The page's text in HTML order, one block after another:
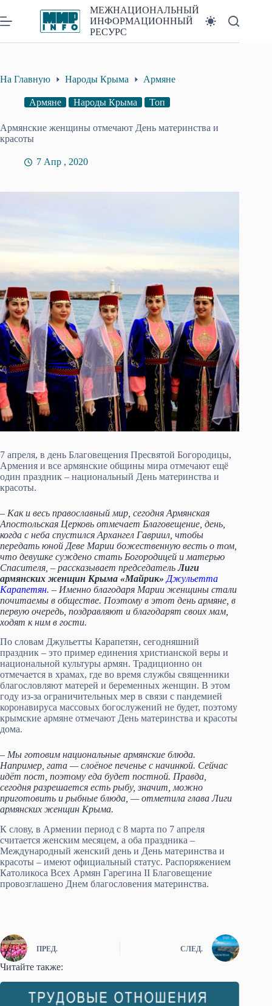
к
сути
МЕЖНАЦИОНАЛЬНЫЙ
ИНФОРМАЦИОННЫЙ
РЕСУРС
На Главную Народы Крыма Армяне
Армяне Народы Крыма Топ
Армянские женщины отмечают День материнства и
красоты
7 Апр , 2020
7 апреля, в день Благовещения Пресвятой Богородицы,
Армения и все армянские общины мира отмечают ещё
один праздник – национальный День материнства и
красоты.
– Как и весь православный мир, сегодня Армянская
Апостольская Церковь отмечает Благовещение, день,
когда с неба спустился Архангел Гавриил, чтобы
передать юной Деве Марии божественную весть о том,
что девушке суждено стать Богородицей и матерью
Спасителя, – рассказывает председательЛиги
армянских женщин Крыма «Майрик» Джульетта
Карапетян. – Именно благодаря Марии женщины стали
почитаемы в обществе. Поэтому в этот день армяне, в
первую очередь, поздравляют и благодарят своих мам,
ходят к ним в гости.
По словам Джульетты Карапетян, сегодняшний
праздник – это пример единения христианской веры и
национальной культуры армян. Традиционно он
отмечается в храмах, где во время службы священники
благословляют матерей и беременных женщин. В этом
году из-за ограничительных мер в связи с пандемией
коронавируса массовых богослужений не будет, поэтому
крымские армяне отмечают День материнства и красоты
дома.
– Мы готовим национальные армянские блюда.
Например, гата — слоёное печенье с начинкой. Сейчас
идёт пост, поэтому еда будет постной. Правда,
сегодня разрешается есть рыбу, значит, можно
приготовить и рыбные блюда, — отметила глава Лиги
армянских женщин Крыма.
К слову, в Армении период с 8 марта по 7 апреля
считается женским месяцем, а оба праздника –
Международный женский день и День материнства и
красоты – имеют официальный статус. Распоряжением
Католикоса Всех Армян Гарегина II Благовещение
провозглашено Днем благословения материнства.
ПРЕД. СЛЕД.
Читайте также: